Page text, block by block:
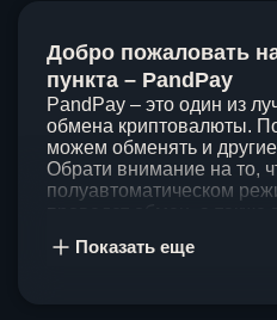
Добро пожаловать
пункта – PandPay
PandPay – это один из
обмена криптовалюты.
можем обменять и
Обрати внимание на то,
полуавтоматическом
клиентов, поэтому
Показать еще